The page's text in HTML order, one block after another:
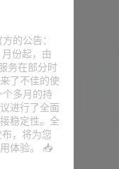
的公告：
份起，由
务在部分时
了不佳的使
个多月的持
进行了全面
稳定性。全
，将为您
体验。 📥